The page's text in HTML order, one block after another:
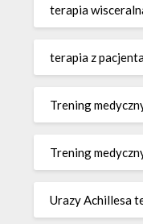
terapia
terapia z
Trening
Trening
Urazy Achillesa